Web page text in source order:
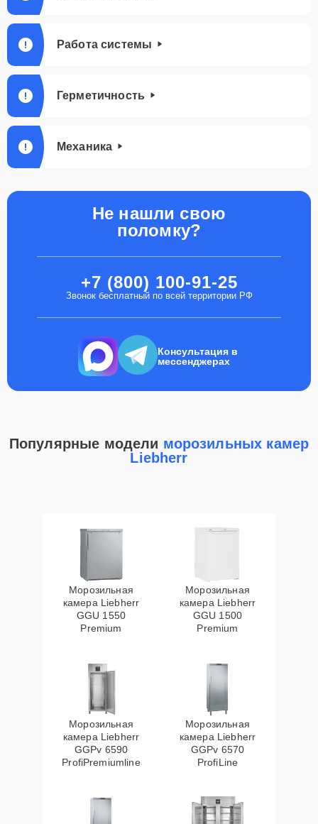
Работа системы
Герметичность
Механика
Не нашли свою
поломку?
+7 (800) 100-91-25
Звонок бесплатный по всей территории РФ
Консультация в
мессенджерах
Популярные модели морозильных камер
Liebherr
Морозильная
камера Liebherr
GGU 1550
Premium
Морозильная
камера Liebherr
GGU 1500
Premium
Морозильная
камера Liebherr
GGPv 6590
ProfiPremiumline
Морозильная
камера Liebherr
GGPv 6570
ProfiLine